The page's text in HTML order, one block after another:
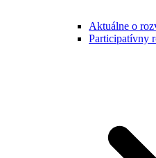
Aktuálne o
Participatívny